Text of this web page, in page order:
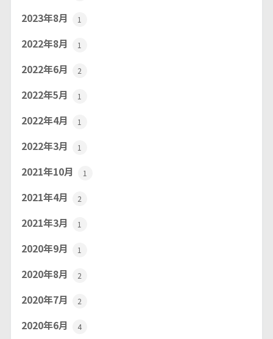
2023年8月 1
2022年8月 1
2022年6月 2
2022年5月 1
2022年4月 1
2022年3月 1
2021年10月 1
2021年4月 2
2021年3月 1
2020年9月 1
2020年8月 2
2020年7月 2
2020年6月 4